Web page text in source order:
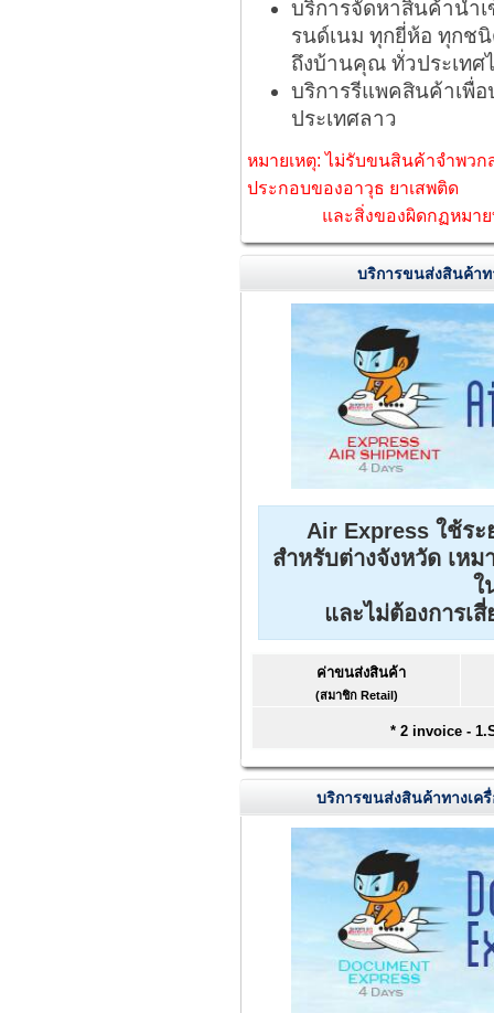
บริการจัดหาสินค้านำเ
รนด์เนม ทุกยี่ห้อ ทุกช
ถึงบ้านคุณ ทั่วประเทศ
บริการรีแพคสินค้าเพื่
ประเทศลาว
หมายเหตุ: ไม่รับขนสินค้าจำพวก
ประกอบของอาวุธ ยาเสพติด
และสิ่งของผิดกฏหมาย
บริการขนส่งสินค้า
Air Express ใช้ระ
สำหรับต่างจังหวัด เห
ใ
และไม่ต้องการเ
ค่าขนส่งสินค้า
(สมาชิก Retail)
* 2 invoice -
บริการขนส่งสินค้าทางเค